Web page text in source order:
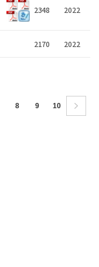
2348 2022
2170 2022
8 9 10